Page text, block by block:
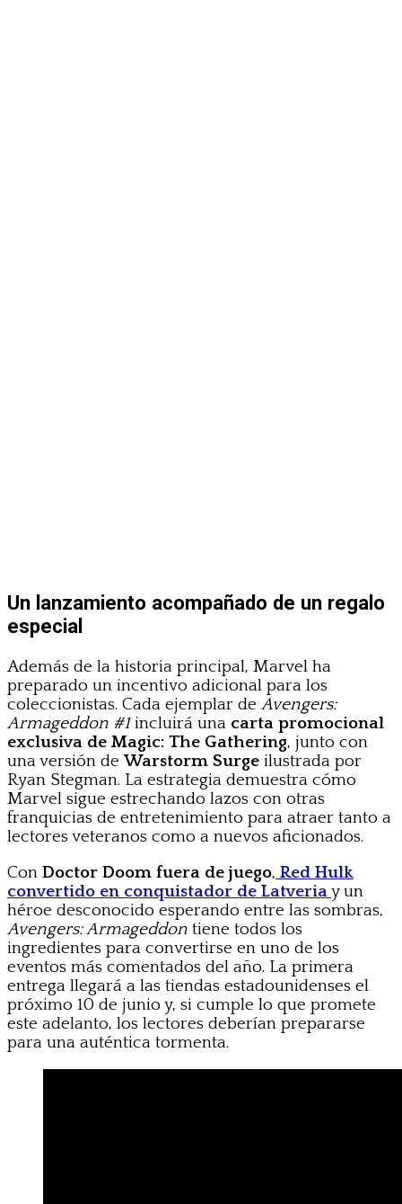
Un lanzamiento acompañado de un regalo
especial
Además de la historia principal, Marvel ha
preparado un incentivo adicional para los
coleccionistas. Cada ejemplar deAvengers:
Armageddon #1incluirá una carta promocional
exclusiva de Magic: The Gathering, junto con
una versión deWarstorm Surge ilustrada por
Ryan Stegman. La estrategia demuestra cómo
Marvel sigue estrechando lazos con otras
franquicias de entretenimiento para atraer tanto a
lectores veteranos como a nuevos aficionados.
Con Doctor Doom fuera de juego, Red Hulk
convertido en conquistador de Latveriay un
héroe desconocido esperando entre las sombras,
Avengers: Armageddon tiene todos los
ingredientes para convertirse en uno de los
eventos más comentados del año. La primera
entrega llegará a las tiendas estadounidenses el
próximo 10 de junio y, si cumple lo que promete
este adelanto, los lectores deberían prepararse
para una auténtica tormenta.